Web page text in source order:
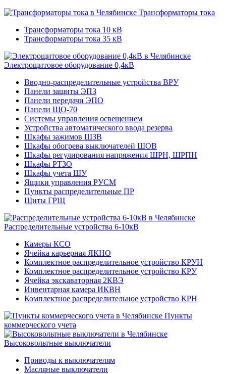
Трансформаторы тока
Трансформаторы тока 10 кВ
Трансформаторы тока 35 кВ
Электрощитовое оборудование 0,4кВ
Вводно-распределительные устройства ВРУ
Панели защиты ЭПЗ
Панели передачи ЭПО
Панели ЩО-70
Системы управления освещением
Устройства автоматического ввода резерва
Шкафы зажимов ШЗВ
Шкафы обогрева выключателей ШОВ
Шкафы регулирования напряжения ШРН, ШРПН
Шкафы РТЗО
Шкафы учета ШУ
Ящики управления РУСМ
Пункты распределительные ПР
Щиты ГРЩ
Распределительные устройства 6-10кВ
Камеры КСО
Ячейка карьерная ЯКНО
Комплектное распределительное устройство КРУН
Комплектное распределительное устройство КРУ
Ячейка экскаваторная 2КВЭ
Инвентарная камера ИКВН
Комплектное распределительное устройство КРН
Пункты
коммерческого учета
Высоковольтные выключатели
Приводы к выключателям
Масляные выключатели